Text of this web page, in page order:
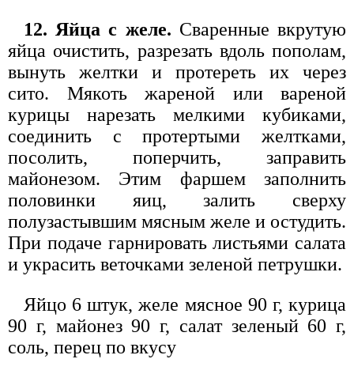
12. Яйца с желе. Сваренные вкрутую
яйца очистить, разрезать вдоль пополам,
вынуть желтки и протереть их через
сито. Мякоть жареной или вареной
курицы нарезать мелкими кубиками,
соединить с протертыми желтками,
посолить, поперчить, заправить
майонезом. Этим фаршем заполнить
половинки яиц, залить сверху
полузастывшим мясным желе и остудить.
При подаче гарнировать листьями салата
и украсить веточками зеленой петрушки.
Яйцо 6 штук, желе мясное 90 г, курица
90 г, майонез 90 г, салат зеленый 60 г,
соль, перец по вкусу